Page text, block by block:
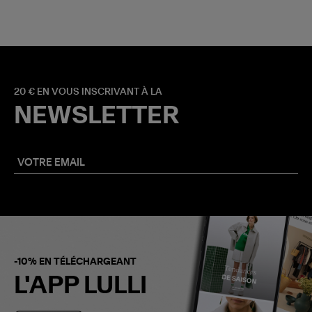
20 € EN VOUS INSCRIVANT À LA
NEWSLETTER
-10% EN TÉLÉCHARGEANT
L'APP LULLI